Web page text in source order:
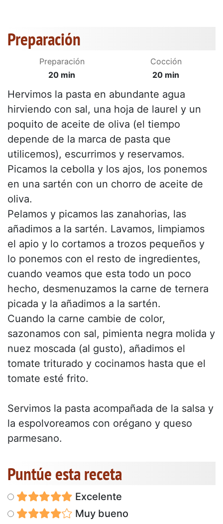
Preparación
Preparación
20 min
Cocción
20 min
Hervimos la pasta en abundante agua
hirviendo con sal, una hoja de laurel y un
poquito de aceite de oliva (el tiempo
depende de la marca de pasta que
utilicemos), escurrimos y reservamos.
Picamos la cebolla y los ajos, los ponemos
en una sartén con un chorro de aceite de
oliva.
Pelamos y picamos las zanahorias, las
añadimos a la sartén. Lavamos, limpiamos
el apio y lo cortamos a trozos pequeños y
lo ponemos con el resto de ingredientes,
cuando veamos que esta todo un poco
hecho, desmenuzamos la carne de ternera
picada y la añadimos a la sartén.
Cuando la carne cambie de color,
sazonamos con sal, pimienta negra molida y
nuez moscada (al gusto), añadimos el
tomate triturado y cocinamos hasta que el
tomate esté frito.
Servimos la pasta acompañada de la salsa y
la espolvoreamos con orégano y queso
parmesano.
Puntúe esta receta
Excelente
Muy bueno